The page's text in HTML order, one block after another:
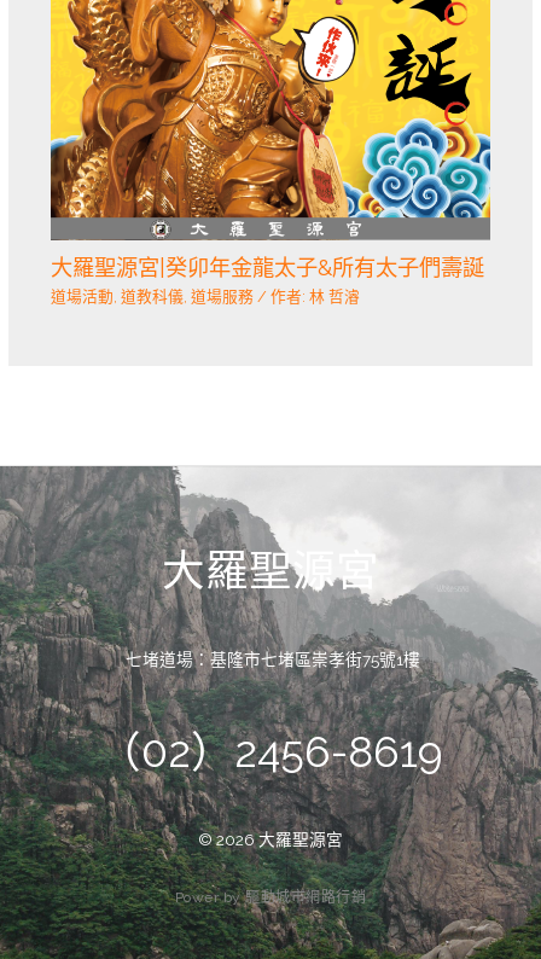
大羅聖源宮|癸卯年金龍太子&所有太子們壽誕
道場活動, 道教科儀, 道場服務/ 作者: 林 哲濬
大羅聖源宮
七堵道場：基隆市七堵區崇孝街75號1樓
（02）2456-8619
© 2026 大羅聖源宮
Power by 驅動城市網路行銷